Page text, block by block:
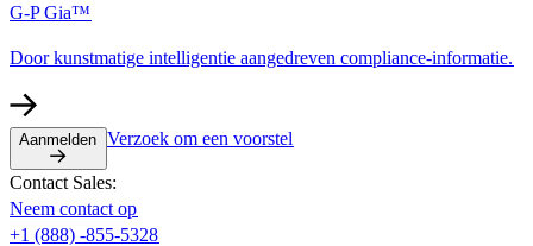
G-P Gia™​​
Door kunstmatige intelligentie aangedreven compliance-informatie.​​
Aanmelden​​ Verzoek om een voorstel​​
Contact Sales:​​
Neem contact op​​
+1 (888) -855-5328​​